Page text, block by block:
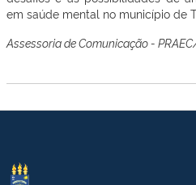
em saúde mental no município de
Assessoria de Comunicação -